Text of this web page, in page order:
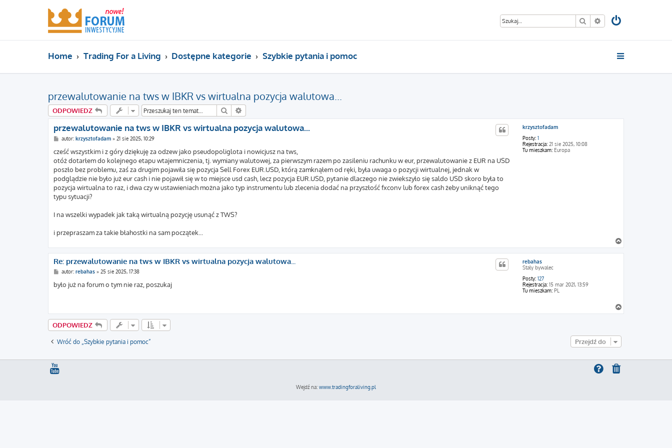
Szukaj Wyszukiwanie
Home Trading For a Living Dostępne kategorie Szybkie pytania i pomoc
przewalutowanie na tws w IBKR vs wirtualna pozycja walutowa...
ODPOWIEDZ Szukaj
krzysztofadam
Posty: 1
Rejestracja: 21 sie 2025, 10:08
Tu mieszkam: Europa
przewalutowanie na tws w IBKR vs wirtualna pozycja walutowa...
P
s
t
autor: krzysztofadam» 21 sie 2025, 10:29
cześć wszystkim i z góry dziękuję za odzew jako pseudopoliglota i nowicjusz na tws,
otóż dotarłem do kolejnego etapu wtajemniczenia, tj. wymiany walutowej, za pierwszym razem po zasileniu rachunku w eur, przewalutowanie z EUR na USD
poszło bez problemu, zaś za drugim pojawiła się pozycja Sell Forex EUR.USD, którą zamknąłem od ręki, była uwaga o pozycji wirtualnej, jednak w
podglądzie nie było już eur cash i nie pojawił się w to miejsce usd cash, lecz pozycja EUR.USD, pytanie dlaczego nie zwiekszyło się saldo USD skoro była to
pozycja wirtualna to raz, i dwa czy w ustawieniach można jako typ instrumentu lub zlecenia dodać na przyszłość fxconv lub forex cash żeby uniknąć tego
typu sytuacji?
I na wszelki wypadek jak taką wirtualną pozycję usunąć z TWS?
i przepraszam za takie błahostki na sam początek...
a
g
rebahas
Stały bywalec
Posty: 127
Rejestracja: 15 mar 2021, 13:59
Tu mieszkam: PL
Re: przewalutowanie na tws w IBKR vs wirtualna pozycja walutowa...
P
s
t
autor: rebahas» 25 sie 2025, 17:38
było już na forum o tym nie raz, poszukaj
a
ODPOWIEDZ
Wróć do „Szybkie pytania i pomoc” Przejdź do
Wejdź na: www.tradingforaliving.pl